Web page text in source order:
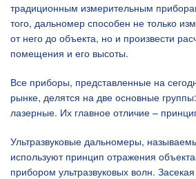
традиционным измерительным
того, дальномер способен не только
от него до объекта, но и произвести
помещения и его высоты.
Все приборы, представленные на
рынке, делятся на две основные
лазерные. Их главное отличие –
Ультразвуковые дальномеры,
используют принцип отражения
прибором ультразвуковых волн.